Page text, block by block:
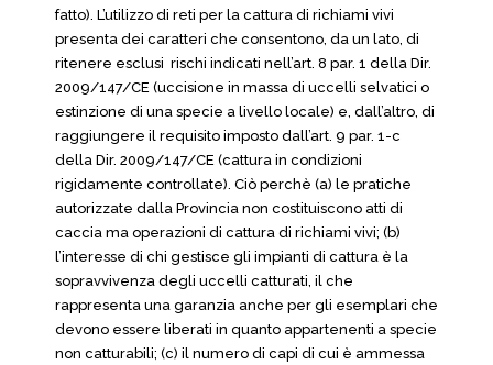
fatto). L’utilizzo di reti per la cattura di richiami vivi
presenta dei caratteri che consentono, da un lato, di
ritenere esclusi rischi indicati nell’art. 8 par. 1 della Dir.
2009/147/CE (uccisione in massa di uccelli selvatici o
estinzione di una specie a livello locale) e, dall’altro, di
raggiungere il requisito imposto dall’art. 9 par. 1-c
della Dir. 2009/147/CE (cattura in condizioni
rigidamente controllate). Ciò perchè (a) le pratiche
autorizzate dalla Provincia non costituiscono atti di
caccia ma operazioni di cattura di richiami vivi; (b)
l’interesse di chi gestisce gli impianti di cattura è la
sopravvivenza degli uccelli catturati, il che
rappresenta una garanzia anche per gli esemplari che
devono essere liberati in quanto appartenenti a specie
non catturabili; (c) il numero di capi di cui è ammessa